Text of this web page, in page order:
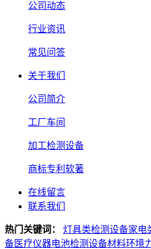
公司动态
行业资讯
常见问答
关于我们
公司简介
工厂车间
加工检测设备
商标专利软著
在线留言
联系我们
热门关键词： 灯具类检测设备家电
备医疗仪器电池检测设备材料环境